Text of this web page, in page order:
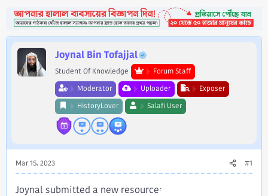
r
t
e
Joynal Bin Tofajjal
Student Of Knowledge
Forum Staff
Moderator
Uploader
Exposer
HistoryLover
Salafi User
Mar 15, 2023 #1
Joynal submitted a new resource: